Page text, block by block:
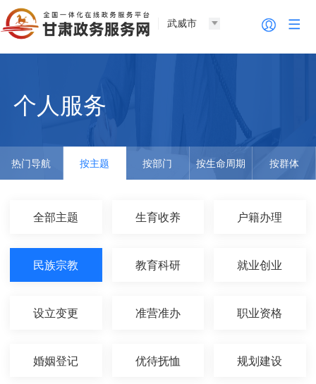
武威市
个人服务
热门导航 按主题 按部门 按生命周期 按群体
全部主题 生育收养 户籍办理
民族宗教 教育科研 就业创业
设立变更 准营准办 职业资格
婚姻登记 优待抚恤 规划建设